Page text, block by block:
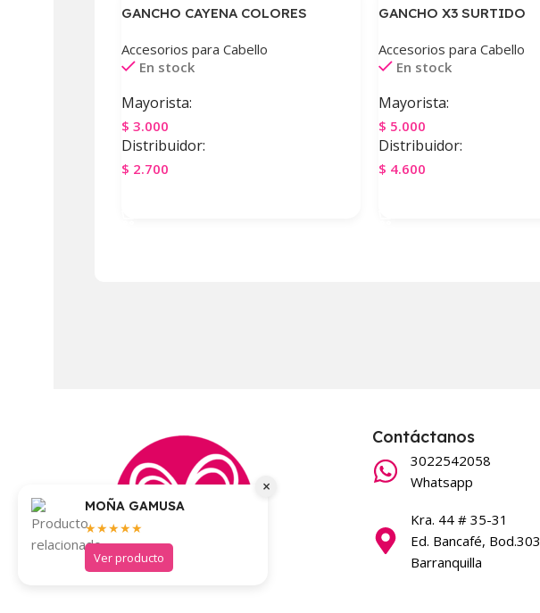
GANCHO CAYENA COLORES
Accesorios para Cabello
En stock
Mayorista:
$ 3.000
Distribuidor:
$ 2.700
GANCHO X3 SURTIDO
Accesorios para Cabello
En stock
Mayorista:
$ 5.000
Distribuidor:
$ 4.600
Contáctanos
3022542058
Whatsapp
Kra. 44 # 35-31
Ed. Bancafé, Bod.303
Barranquilla
×
MOÑA GAMUSA
★★★★★
Ver producto